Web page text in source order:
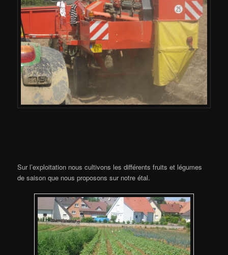
Sur l’exploitation nous cultivons les différents fruits et légumes
de saison que nous proposons sur notre étal.